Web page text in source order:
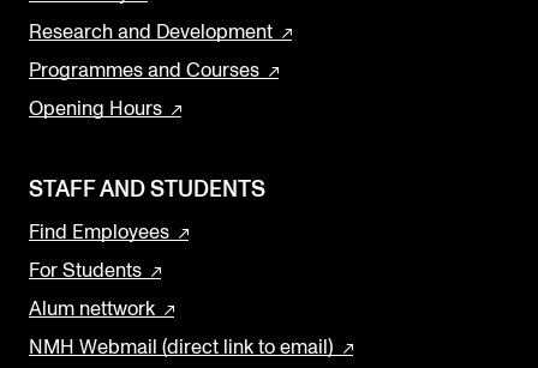
Research and Development
Programmes and Courses
Opening Hours
STAFF AND STUDENTS
Find Employees
For Students
Alum nettwork
NMH Webmail (direct link to email)